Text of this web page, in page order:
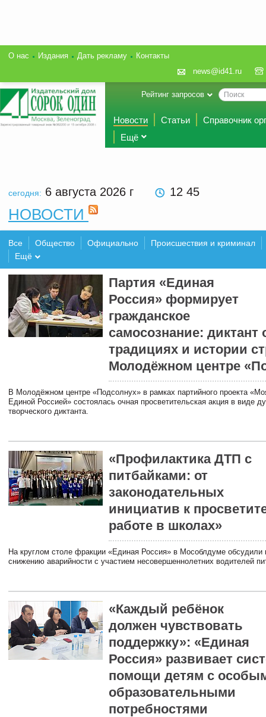
О нас Издания Дать рекламу
Контакты
news@id41.ru
Рейтинг запросов
Новости Статьи
Справочник
Ещё
сегодня: 6 августа 2026 г 12 45
НОВОСТИ
Все Общество Официально
Происшествия и криминал
Ещё
Партия «Единая
Россия» формирует
гражданское
самосознание: диктант
традициях и истории
Молодёжном центре
В Молодёжном центре «Подсолнух» в рамках партийного проекта
Единой Россией» состоялась очная просветительская акция в виде
творческого диктанта.
«Профилактика ДТП с
питбайками: от
законодательных
инициатив к
работе в школах»
На круглом столе фракции «Единая Россия» в Мособлдуме обсудили
снижению аварийности с участием несовершеннолетних водителей
«Каждый ребёнок
должен чувствовать
поддержку»: «Единая
Россия» развивает
помощи детям с
образовательными
потребностями